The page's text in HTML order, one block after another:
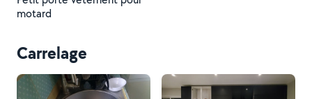
motard
Carrelage